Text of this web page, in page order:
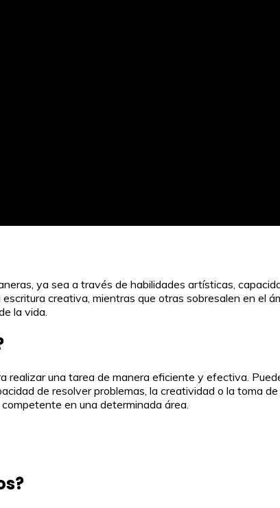
ya sea a través de habilidades artísticas,
creativa, mientras que otras sobresalen en el
la vida.
realizar una tarea de manera eficiente y efectiva.
de resolver problemas, la creatividad o la toma
en una determinada área.